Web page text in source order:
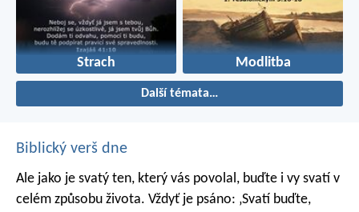
Strach Modlitba
Další témata…
Biblický verš dne
Ale jako je svatý ten, který vás povolal, buďte i vy svatí v
celém způsobu života. Vždyť je psáno: ‚Svatí buďte,